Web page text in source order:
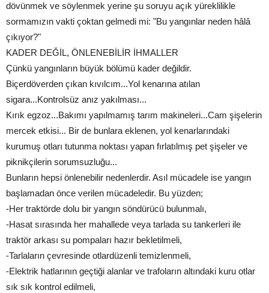
dövünmek ve söylenmek yerine şu soruyu açık yüreklilikle
sormamızın vakti çoktan gelmedi mi: "Bu yangınlar neden hâlâ
çıkıyor?"
KADER DEĞİL, ÖNLENEBİLİR İHMALLER
Çünkü yangınların büyük bölümü kader değildir.
Biçerdöverden çıkan kıvılcım...Yol kenarına atılan
sigara...Kontrolsüz anız yakılması...
Kırık egzoz...Bakımı yapılmamış tarım makineleri...Cam şişelerin
mercek etkisi... Bir de bunlara eklenen, yol kenarlarındaki
kurumuş otları tutunma noktası yapan fırlatılmış pet şişeler ve
piknikçilerin sorumsuzluğu...
Bunların hepsi önlenebilir nedenlerdir. Asıl mücadele ise yangın
başlamadan önce verilen mücadeledir. Bu yüzden;
-Her traktörde dolu bir yangın söndürücü bulunmalı,
-Hasat sırasında her mahallede veya tarlada su tankerleri ile
traktör arkası su pompaları hazır bekletilmeli,
-Tarlaların çevresinde otlardüzenli temizlenmeli,
-Elektrik hatlarının geçtiği alanlar ve trafoların altındaki kuru otlar
sık sık kontrol edilmeli,